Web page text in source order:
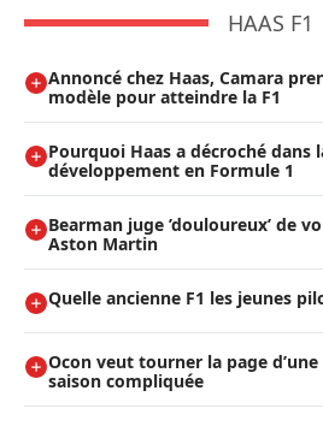
HAAS F1
Annoncé chez Haas, Camara
modèle pour atteindre la F1
Pourquoi Haas a décroché dans
développement en Formule 1
Bearman juge ’douloureux’ de
Aston Martin
Quelle ancienne F1 les jeunes
Ocon veut tourner la page
saison compliquée